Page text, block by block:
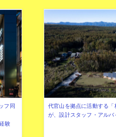
フ同
験
代官山を拠点に活動する「
が、設計スタッフ・アル